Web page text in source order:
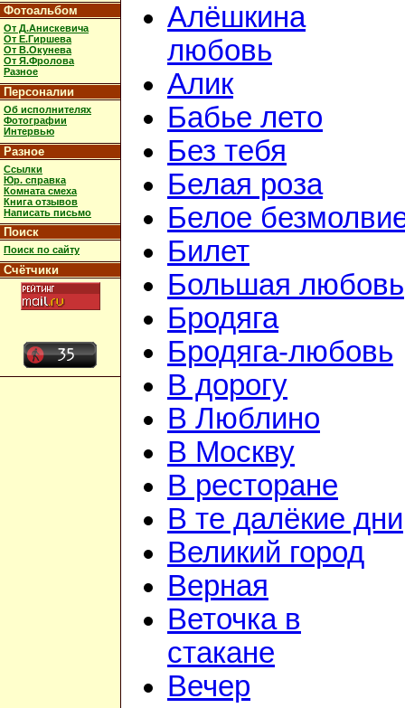
Фотоальбом
От Д.Анискевича
От Е.Гиршева
От В.Окунева
От Я.Фролова
Разное
Персоналии
Об исполнителях
Фотографии
Интервью
Разное
Ссылки
Юр. справка
Комната смеха
Книга отзывов
Написать письмо
Поиск
Поиск по сайту
Счётчики
Алёшкина
любовь
Алик
Бабье лето
Без тебя
Белая роза
Белое
Билет
Большая любовь
Бродяга
Бродяга-любовь
В дорогу
В Люблино
В Москву
В ресторане
В те далёкие дни
Великий город
Верная
Веточка в
стакане
Вечер